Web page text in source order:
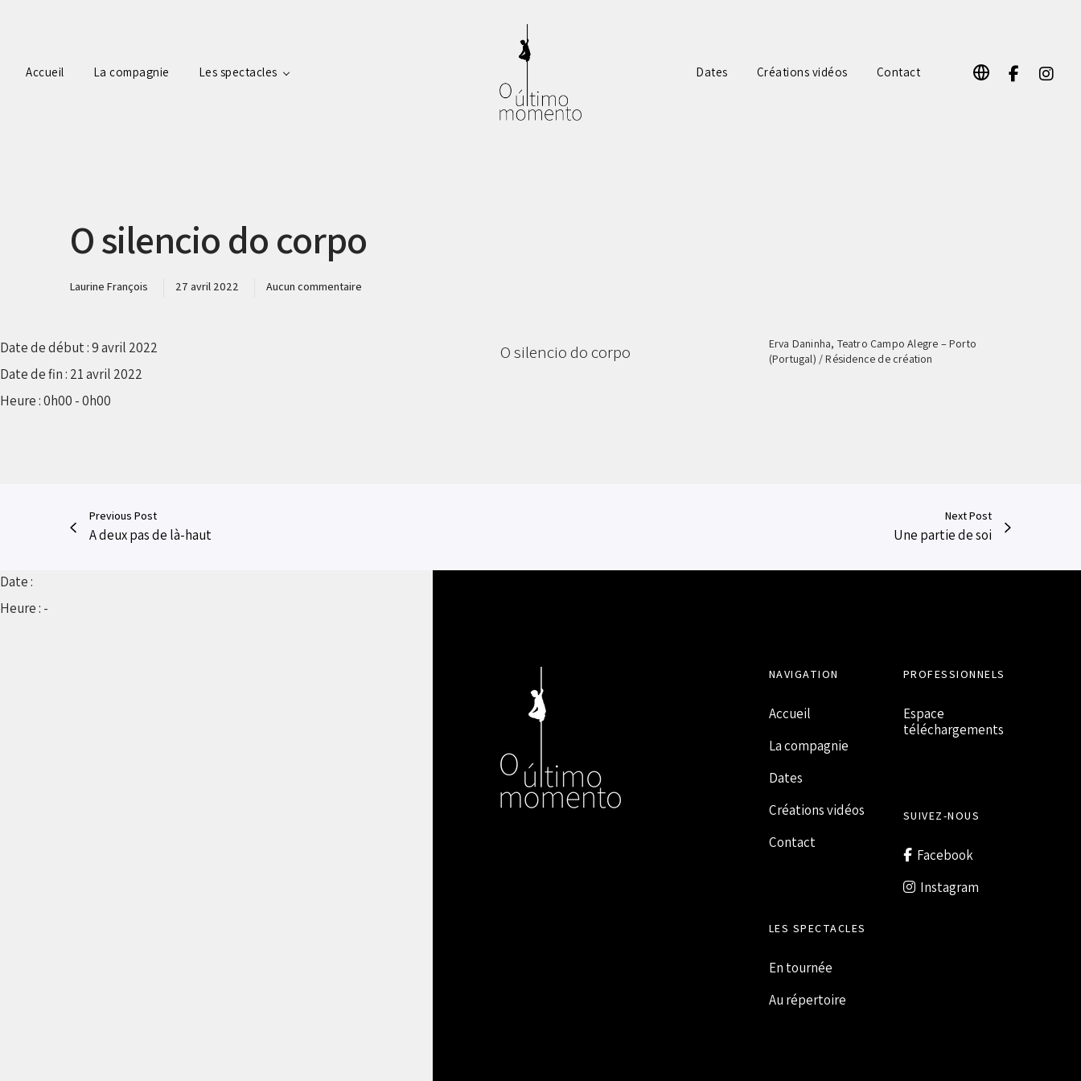
Accueil La compagnie Les spectacles Dates Créations vidéos Contact F
a
I
O silencio do corpo
Laurine François 27 avril 2022 Aucun commentaire
Date de début :9 avril 2022
Date de fin : 21 avril 2022
Heure :0h00 - 0h00
O silencio do corpo
Erva Daninha, Teatro Campo Alegre – Porto
(Portugal) / Résidence de création
Previous Post
A deux pas de là-haut
Next Post
Une partie de soi
Date :
Heure : -
NAVIGATION
Accueil
La compagnie
Dates
Créations vidéos
Contact
LES SPECTACLES
En tournée
Au répertoire
PROFESSIONNELS
Espace
téléchargements
SUIVEZ-NOUS
Facebook
Instagram